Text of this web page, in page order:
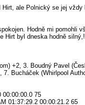
ale Polnický se jej vždy
Hodně mi pomohli
Hirt byl dneska hodně
+2, 3. Boudný Pavel
Bucháček (Whirlpool
00:00:00.0 75
01:37:29.2 00:00:21.2 65